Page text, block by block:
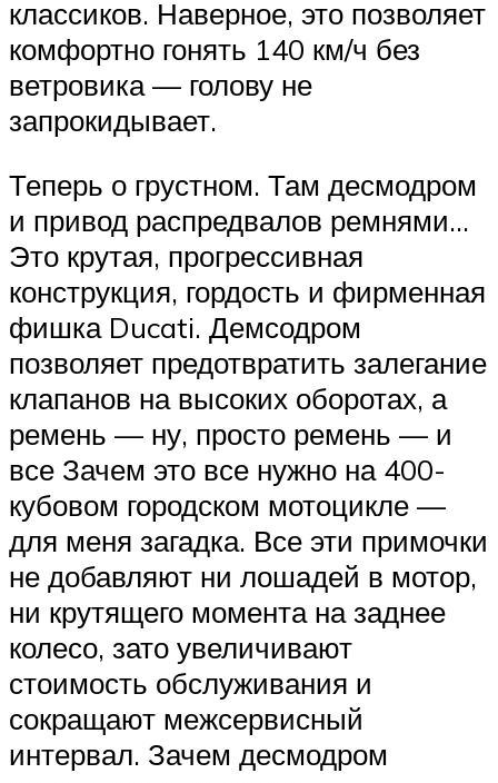
классиков. Наверное, это позволяет
комфортно гонять 140 км/ч без
ветровика — голову не
запрокидывает.
Теперь о грустном. Там десмодром
и привод распредвалов ремнями…
Это крутая, прогрессивная
конструкция, гордость и фирменная
фишка Ducati. Демсодром
позволяет предотвратить залегание
клапанов на высоких оборотах, а
ремень — ну, просто ремень — и
все Зачем это все нужно на 400-
кубовом городском мотоцикле —
для меня загадка. Все эти примочки
не добавляют ни лошадей в мотор,
ни крутящего момента на заднее
колесо, зато увеличивают
стоимость обслуживания и
сокращают межсервисный
интервал. Зачем десмодром